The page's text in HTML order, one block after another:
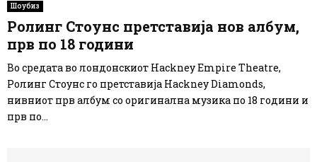
Шоубиз
Ролинг Стоунс претставија нов албум,
прв по 18 години
Во средата во лондонскиот Hackney Empire Theatre,
Ролинг Стоунс го претставија Hackney Diamonds,
нивниот прв албум со оригинална музика по 18 години и
прв по...